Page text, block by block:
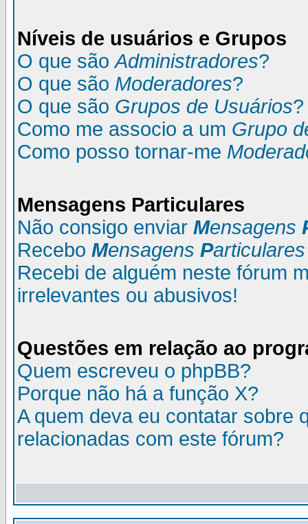
Níveis de usuários e Grupos
O que sãoAdministradores?
O que são Moderadores?
O que são Grupos de Usuários?
Como me associo a um Grupo
Como posso tornar-me
Mensagens Particulares
Não consigo enviar Mensagens
Recebo Mensagens Particulares
Recebi de alguém neste fórum
irrelevantes ou abusivos!
Questões em relação ao
Quem escreveu o phpBB?
Porque não há a função X?
A quem deva eu contatar sobre
relacionadas com este fórum?